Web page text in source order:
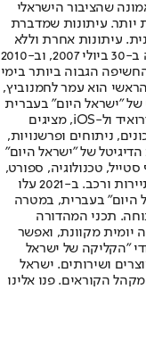
שהציבור הישראלי
יותר. עיתונות שמדברת
עיתונות אחרת וללא
תשלום. המהדורה המודפסת הראשונה פורסמה ב-30 ביולי 2007, וב-2010
הגבוה ביותר בימי
הוא עמר לחמנוביץ,
של "ישראל היום" בעברית
ובאנגלית, כמו כן היישומונים (אפליקציות) לאנדרואיד ול-iOS, מציגים
ניתוחים ופרשנויות,
של "ישראל היום"
טכנולוגיה, ספורט,
כלכלה וצרכנות, בריאות, חיילים, אוכל, יהדות, תיירות ורכב. ב-2021 עלו
היום" בעברית, במטרה
תכני המהדורה
יומית מקוונת, ואפשר
"הקליקה של ישראל
ושירותים. ישראל
הקוראים. פנו אלינו